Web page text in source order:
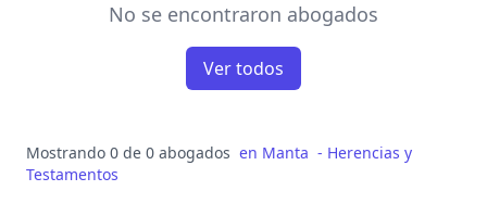
No se encontraron abogados
Ver todos
Mostrando 0 de 0 abogados en Manta - Herencias y
Testamentos